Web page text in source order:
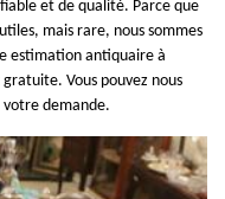
et de qualité. Parce que
mais rare, nous sommes
estimation antiquaire à
Vous pouvez nous
demande.